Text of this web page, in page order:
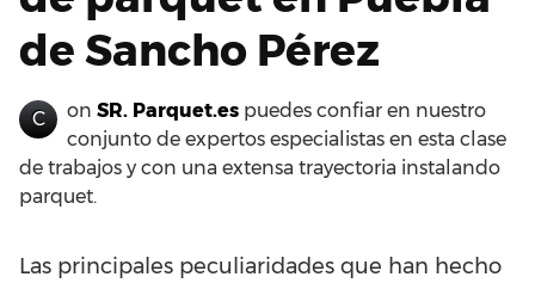
de Sancho Pérez
C on SR. Parquet.es puedes confiar en nuestro
conjunto de expertos especialistas en esta clase
de trabajos y con una extensa trayectoria instalando
parquet.
Las principales peculiaridades que han hecho